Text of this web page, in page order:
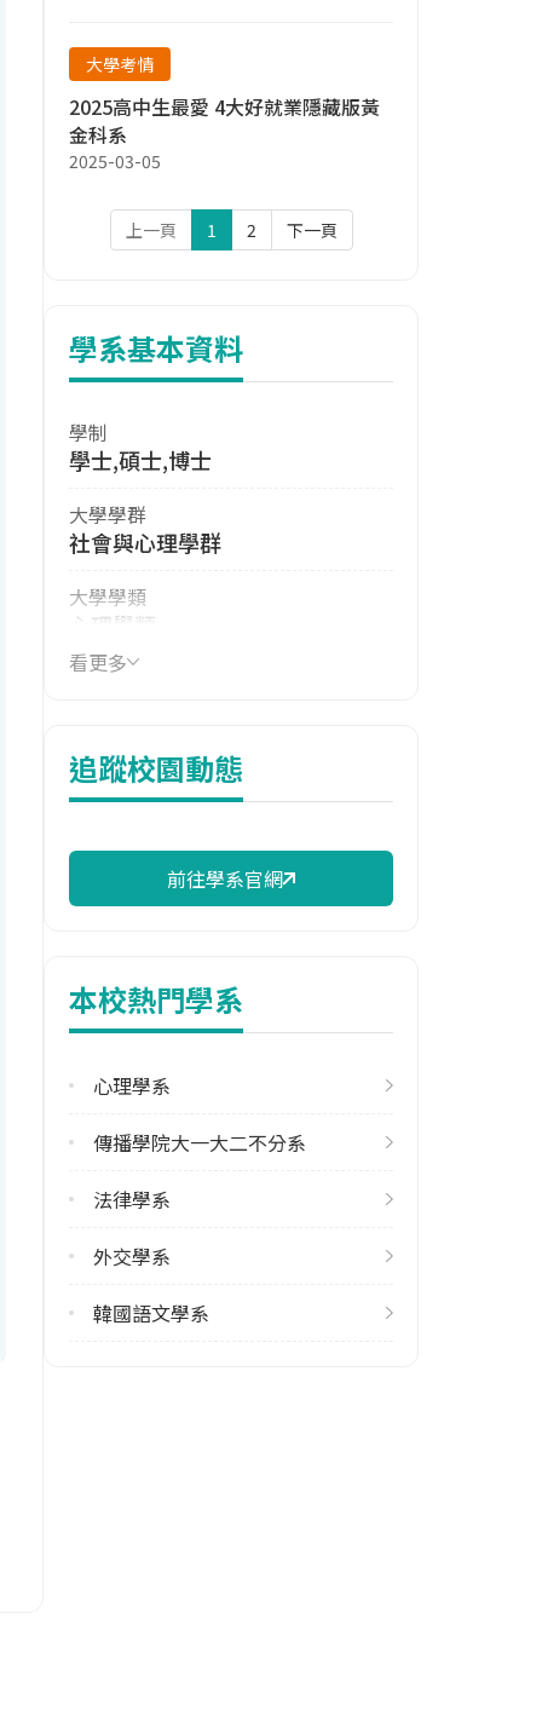
大學考情
2025高中生最愛 4大好就業隱藏版黃
金科系
2025-03-05
上一頁 1 2 下一頁
學系基本資料
學制
學士,碩士,博士
大學學群
社會與心理學群
大學學類
心理學類
114年學費
114年雜費
10,950 元/學期
114年註冊率
4
113學年度下學期
113學年度上學期
62
雙主修人數
看更多
追蹤校園動態
前往學系官網
本校熱門學系
心理學系
傳播學院大一大二不分系
法律學系
外交學系
韓國語文學系